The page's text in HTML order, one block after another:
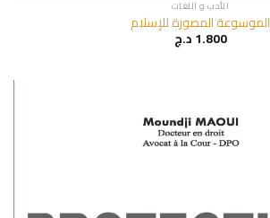
الأدب و اللغات
الموسوعة المصورة للإسلام
1.800د.ج